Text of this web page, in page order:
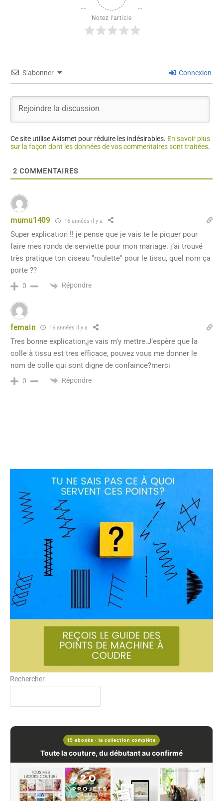
Notez l'article
S’abonner Connexion
Ce site utilise Akismet pour réduire les indésirables. En savoir plus
sur la façon dont les données de vos commentaires sont traitées.
2 COMMENTAIRES
mumu1409 16 années il y a
Super explication !! je pense que je vais te le piquer pour
faire mes ronds de serviette pour mon mariage. j’ai trouvé
très pratique ton ciseau "roulette" pour le tissu, quel nom ça
porte ??
0 Répondre
femain 16 années il y a
Tres bonne explication,je vais m’y mettre.J’espère que la
colle à tissu est tres efficace, pouvez vous me donner le
nom de colle qui sont digne de confaince?merci
0 Répondre
Rechercher
15 ebooks · la collection complète
Toute la couture, du débutant au confirmé